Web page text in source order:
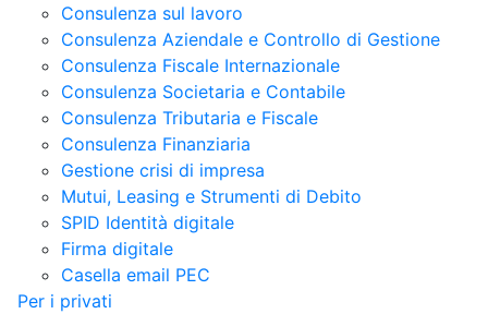
Consulenza sul lavoro
Consulenza Aziendale e Controllo di Gestione
Consulenza Fiscale Internazionale
Consulenza Societaria e Contabile
Consulenza Tributaria e Fiscale
Consulenza Finanziaria
Gestione crisi di impresa
Mutui, Leasing e Strumenti di Debito
SPID Identità digitale
Firma digitale
Casella email PEC
Per i privati